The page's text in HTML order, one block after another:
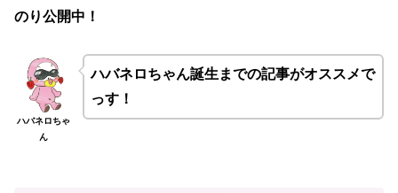
のり公開中！
ハバネロちゃ
ん
ハバネロちゃん誕生までの記事がオススメで
っす！